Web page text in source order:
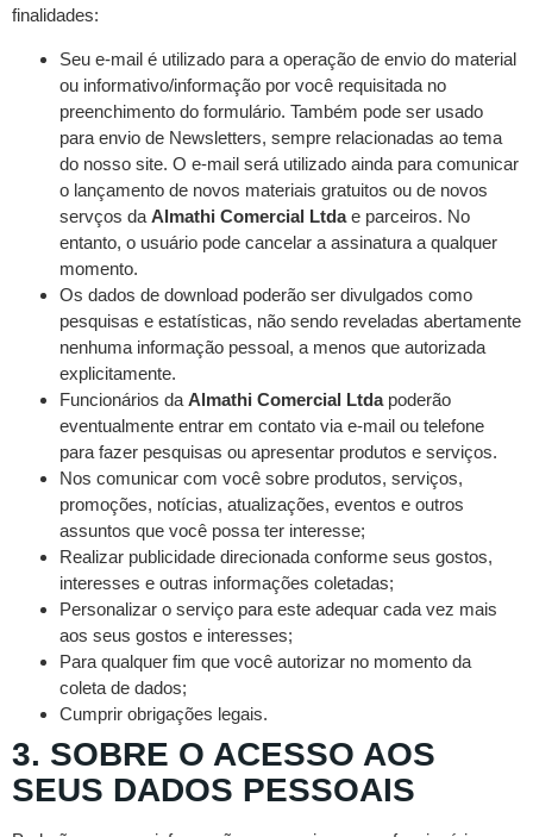
finalidades:
Seu e-mail é utilizado para a operação de envio do material
ou informativo/informação por você requisitada no
preenchimento do formulário. Também pode ser usado
para envio de Newsletters, sempre relacionadas ao tema
do nosso site. O e-mail será utilizado ainda para comunicar
o lançamento de novos materiais gratuitos ou de novos
servços da Almathi Comercial Ltdae parceiros. No
entanto, o usuário pode cancelar a assinatura a qualquer
momento.
Os dados de download poderão ser divulgados como
pesquisas e estatísticas, não sendo reveladas abertamente
nenhuma informação pessoal, a menos que autorizada
explicitamente.
Funcionários da Almathi Comercial Ltdapoderão
eventualmente entrar em contato via e-mail ou telefone
para fazer pesquisas ou apresentar produtos e serviços.
Nos comunicar com você sobre produtos, serviços,
promoções, notícias, atualizações, eventos e outros
assuntos que você possa ter interesse;
Realizar publicidade direcionada conforme seus gostos,
interesses e outras informações coletadas;
Personalizar o serviço para este adequar cada vez mais
aos seus gostos e interesses;
Para qualquer fim que você autorizar no momento da
coleta de dados;
Cumprir obrigações legais.
3. SOBRE O ACESSO AOS
SEUS DADOS PESSOAIS